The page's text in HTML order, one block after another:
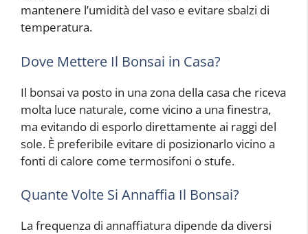
mantenere l’umidità del vaso e evitare sbalzi di
temperatura.
Dove Mettere Il Bonsai in Casa?
Il bonsai va posto in una zona della casa che riceva
molta luce naturale, come vicino a una finestra,
ma evitando di esporlo direttamente ai raggi del
sole. È preferibile evitare di posizionarlo vicino a
fonti di calore come termosifoni o stufe.
Quante Volte Si Annaffia Il Bonsai?
La frequenza di annaffiatura dipende da diversi